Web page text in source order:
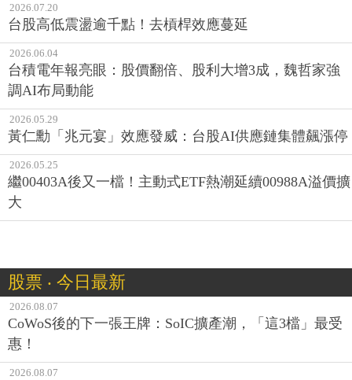
2026.07.20
台股高低震盪逾千點！去槓桿效應蔓延
2026.06.04
台積電年報亮眼：股價翻倍、股利大增3成，魏哲家強
調AI布局動能
2026.05.29
黃仁勳「兆元宴」效應發威：台股AI供應鏈集體飆漲停
2026.05.25
繼00403A後又一檔！主動式ETF熱潮延續00988A溢價擴
大
股票 ‧ 今日最新
2026.08.07
CoWoS後的下一張王牌：SoIC擴產潮，「這3檔」最受
惠！
2026.08.07